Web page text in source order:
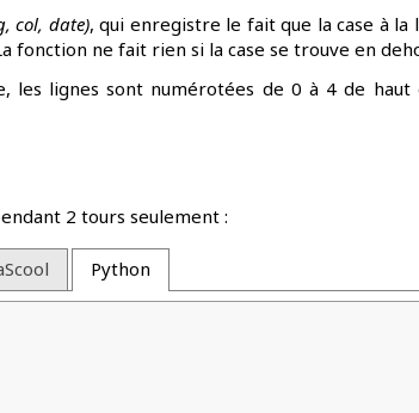
col, date), qui enregistre le fait que la case à
fonction ne fait rien si la case se trouve en
les lignes sont numérotées de 0 à 4 de
2 tours seulement :
Python